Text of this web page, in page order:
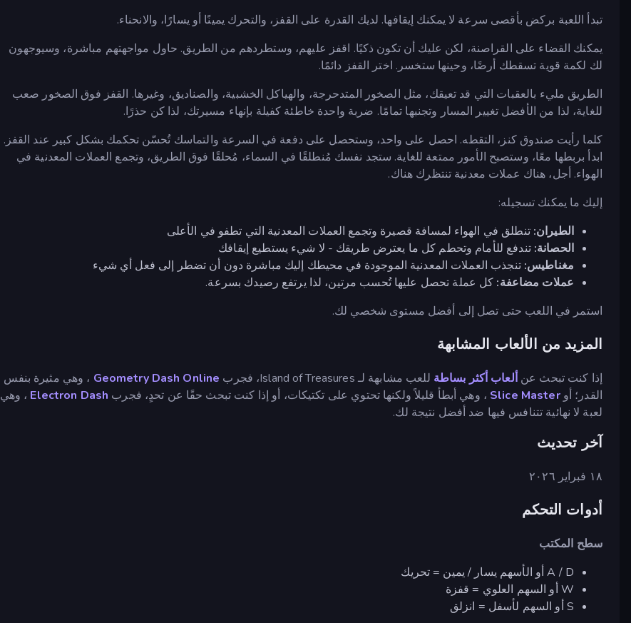
تبدأ اللعبة بركض بأقصى سرعة لا يمكنك إيقافها. لديك القدرة على القفز، والتحرك يمينًا أو يسارًا، والانحناء.
يمكنك القضاء على القراصنة، لكن عليك أن تكون ذكيًا. اقفز عليهم، وستطردهم من الطريق. حاول مواجهتهم مباشرة، وسيوجهون
لك لكمة قوية تسقطك أرضًا، وحينها ستخسر. اختر القفز دائمًا.
الطريق مليء بالعقبات التي قد تعيقك، مثل الصخور المتدحرجة، والهياكل الخشبية، والصناديق، وغيرها. القفز فوق الصخور صعب
للغاية، لذا من الأفضل تغيير المسار وتجنبها تمامًا. ضربة واحدة خاطئة كفيلة بإنهاء مسيرتك، لذا كن حذرًا.
كلما رأيت صندوق كنز، التقطه. احصل على واحد، وستحصل على دفعة في السرعة والتماسك تُحسّن تحكمك بشكل كبير عند القفز.
ابدأ بربطها معًا، وستصبح الأمور ممتعة للغاية. ستجد نفسك مُنطلقًا في السماء، مُحلقًا فوق الطريق، وتجمع العملات المعدنية في
الهواء. أجل، هناك عملات معدنية تنتظرك هناك.
إليك ما يمكنك تسجيله:
الطيران: تنطلق في الهواء لمسافة قصيرة وتجمع العملات المعدنية التي تطفو في الأعلى
الحصانة: تندفع للأمام وتحطم كل ما يعترض طريقك - لا شيء يستطيع إيقافك
مغناطيس: تنجذب العملات المعدنية الموجودة في محيطك إليك مباشرة دون أن تضطر إلى فعل أي شيء
عملات مضاعفة: كل عملة تحصل عليها تُحسب مرتين، لذا يرتفع رصيدك بسرعة.
استمر في اللعب حتى تصل إلى أفضل مستوى شخصي لك.
المزيد من الألعاب المشابهة
إذا كنت تبحث عنألعاب أكثر بساطة للعب مشابهة لـ Island of Treasures، فجرب Geometry Dash Online ، وهي مثيرة بنفس
القدر؛ أوSlice Master ، وهي أبطأ قليلاً ولكنها تحتوي على تكتيكات، أو إذا كنت تبحث حقًا عن تحدٍ، فجرب Electron Dash ، وهي
لعبة لا نهائية تتنافس فيها ضد أفضل نتيجة لك.
آخر تحديث
١٨ فبراير ٢٠٢٦
أدوات التحكم
سطح المكتب
A / D أو الأسهم يسار / يمين = تحريك
W أو السهم العلوي = قفزة
S أو السهم لأسفل = انزلق